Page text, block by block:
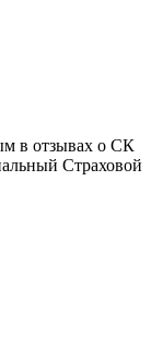
в отзывах о СК
Страховой